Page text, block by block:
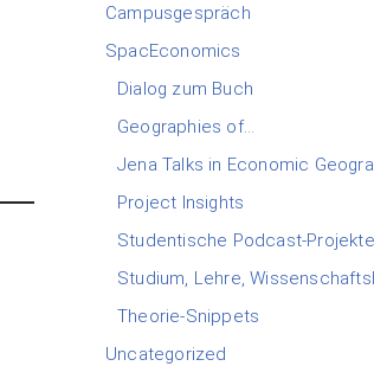
Campusgespräch
SpacEconomics
Dialog zum Buch
Geographies of…
Jena Talks in Economic
Project Insights
Studentische Podcast-Projekte
Studium, Lehre,
Theorie-Snippets
Uncategorized